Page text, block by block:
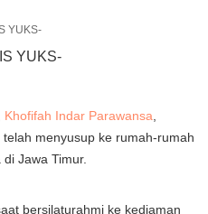
YUKS-
Khofifah Indar Parawansa
menyusup ke rumah-rumah
Jawa Timur.
bersilaturahmi ke kediaman